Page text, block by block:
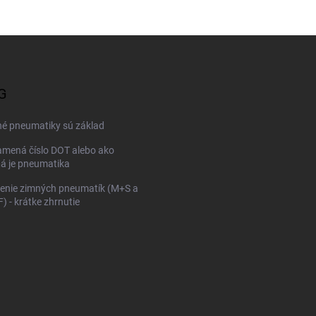
pneumatiky sú základ
číslo DOT alebo ako
je pneumatika
zimných pneumatík (M+S a
- krátke zhrnutie